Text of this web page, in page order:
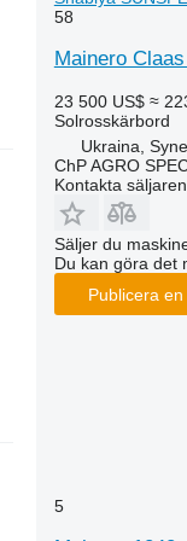
58
Mainero
23 500 US$ ≈
Solrosskärbord
Ukraina,
ChP AGRO
Kontakta säljaren
Säljer du
Du kan göra det
Publicera
5